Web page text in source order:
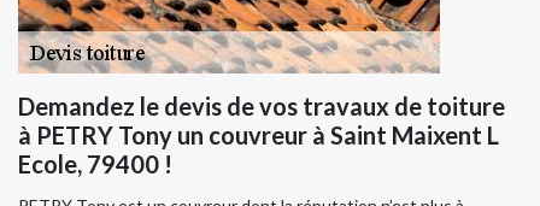
Demandez le devis de vos travaux de toiture
à PETRY Tony un couvreur à Saint Maixent L
Ecole, 79400 !